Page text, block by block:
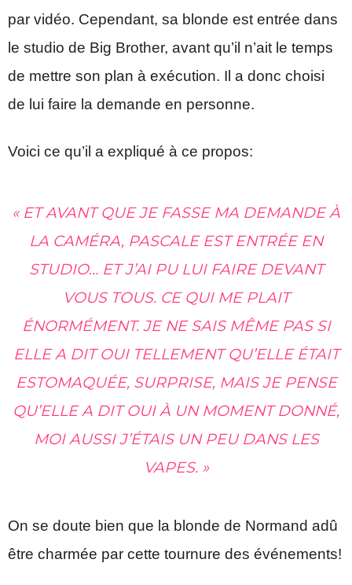
par vidéo. Cependant, sa blonde est entrée dans
le studio de Big Brother, avant qu’il n’ait le temps
de mettre son plan à exécution. Il a donc choisi
de lui faire la demande en personne.
Voici ce qu’il a expliqué à ce propos:
« ET AVANT QUE JE FASSE MA DEMANDE À
LA CAMÉRA, PASCALE EST ENTRÉE EN
STUDIO… ET J’AI PU LUI FAIRE DEVANT
VOUS TOUS. CE QUI ME PLAIT
ÉNORMÉMENT. JE NE SAIS MÊME PAS SI
ELLE A DIT OUI TELLEMENT QU’ELLE ÉTAIT
ESTOMAQUÉE, SURPRISE, MAIS JE PENSE
QU’ELLE A DIT OUI À UN MOMENT DONNÉ,
MOI AUSSI J’ÉTAIS UN PEU DANS LES
VAPES. »
On se doute bien que la blonde de Normand adû
être charmée par cette tournure des événements!